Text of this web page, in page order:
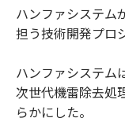
ハンファシステム
担う技術開発プロ
ハンファシステム
次世代機雷除去処
らかにした。